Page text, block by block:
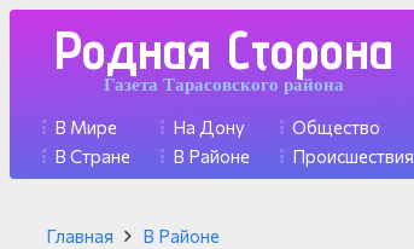
Родная Сторона
Газета Тарасовского района
В Мире
В Стране
На Дону
В Районе
Общество
Происшествия
Главная В Районе